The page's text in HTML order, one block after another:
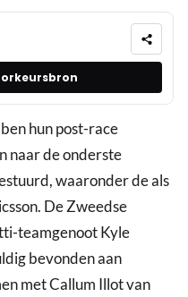
hun post-race
naar de onderste
waaronder de als
De Zweedse
teamgenoot Kyle
bevonden aan
met Callum Illot van